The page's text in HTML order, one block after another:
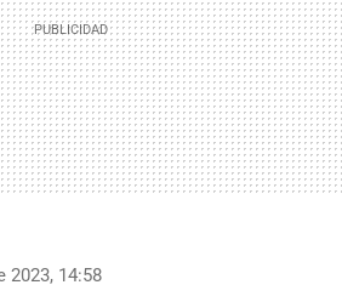
2023, 14:58